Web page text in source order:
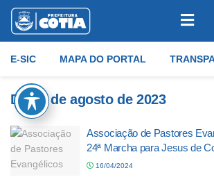
E-SIC MAPA DO PORTAL
Dia:8 de agosto de 2023
Associação de Pastores
24ª Marcha para Jesus de
16/04/2024